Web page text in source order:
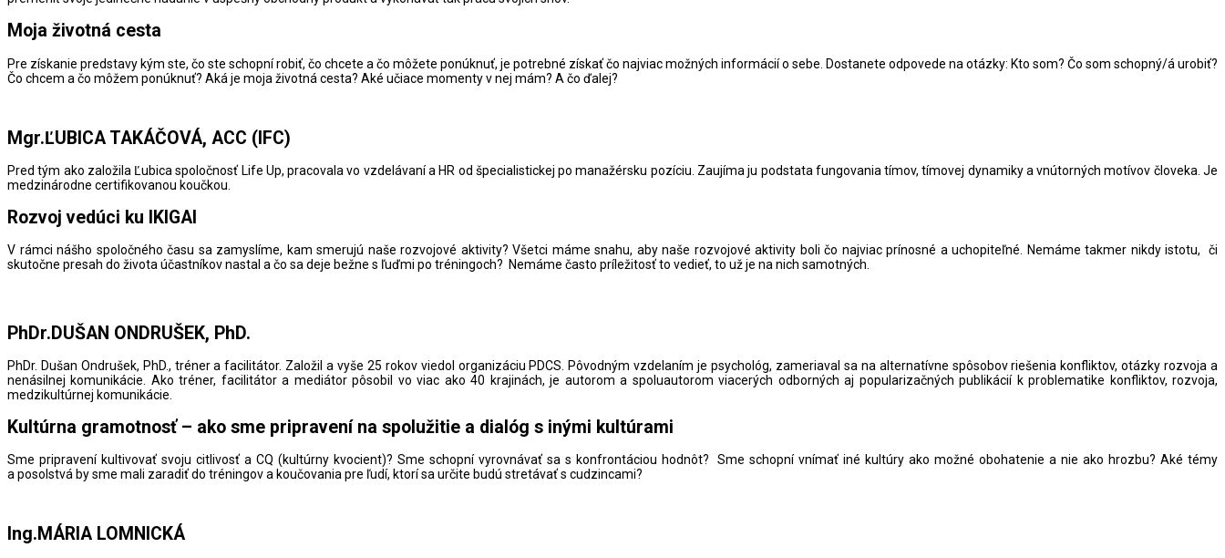
Moja životná cesta
Pre získanie predstavy kým ste, čo ste schopní robiť, čo chcete a čo môžete ponúknuť, je potrebné získať čo najviac možných informácií o sebe. Dostanete odpovede na otázky: Kto som? Čo som schopný/á urobiť?
Čo chcem a čo môžem ponúknuť? Aká je moja životná cesta? Aké učiace momenty v nej mám? A čo ďalej?
Mgr.ĽUBICA TAKÁČOVÁ, ACC (IFC)
Pred tým ako založila Ľubica spoločnosť Life Up, pracovala vo vzdelávaní a HR od špecialistickej po manažérsku pozíciu. Zaujíma ju podstata fungovania tímov, tímovej dynamiky a vnútorných motívov človeka. Je
medzinárodne certifikovanou koučkou.
Rozvoj vedúci ku IKIGAI
V rámci nášho spoločného času sa zamyslíme, kam smerujú naše rozvojové aktivity? Všetci máme snahu, aby naše rozvojové aktivity boli čo najviac prínosné a uchopiteľné. Nemáme takmer nikdy istotu, či
skutočne presah do života účastníkov nastal a čo sa deje bežne s ľuďmi po tréningoch? Nemáme často príležitosť to vedieť, to už je na nich samotných.
PhDr.DUŠAN ONDRUŠEK, PhD.
PhDr. Dušan Ondrušek, PhD., tréner a facilitátor. Založil a vyše 25 rokov viedol organizáciu PDCS. Pôvodným vzdelaním je psychológ, zameriaval sa na alternatívne spôsobov riešenia konfliktov, otázky rozvoja a
nenásilnej komunikácie. Ako tréner, facilitátor a mediátor pôsobil vo viac ako 40 krajinách, je autorom a spoluautorom viacerých odborných aj popularizačných publikácií k problematike konfliktov, rozvoja,
medzikultúrnej komunikácie.
Kultúrna gramotnosť – ako sme pripravení na spolužitie a dialóg s inými kultúrami
Sme pripravení kultivovať svoju citlivosť a CQ (kultúrny kvocient)? Sme schopní vyrovnávať sa s konfrontáciou hodnôt? Sme schopní vnímať iné kultúry ako možné obohatenie a nie ako hrozbu? Aké témy
a posolstvá by sme mali zaradiť do tréningov a koučovania pre ľudí, ktorí sa určite budú stretávať s cudzincami?
Ing.MÁRIA LOMNICKÁ